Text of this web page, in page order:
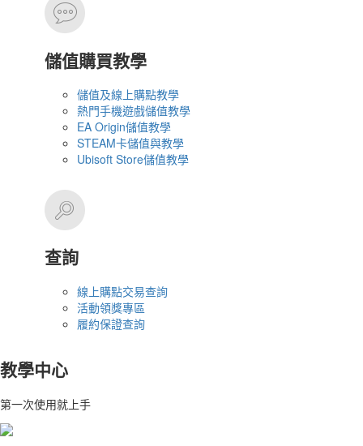
儲值購買教學
儲值及線上購點教學
熱門手機遊戲儲值教學
EA Origin儲值教學
STEAM卡儲值與教學
Ubisoft Store儲值教學
查詢
線上購點交易查詢
活動領獎專區
履約保證查詢
教學中心
第一次使用就上手